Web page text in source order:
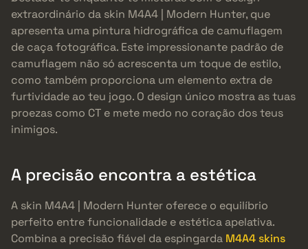
extraordinário da skin M4A4 | Modern Hunter, que
apresenta uma pintura hidrográfica de camuflagem
de caça fotográfica. Este impressionante padrão de
camuflagem não só acrescenta um toque de estilo,
como também proporciona um elemento extra de
furtividade ao teu jogo. O design único mostra as tuas
proezas como CT e mete medo no coração dos teus
inimigos.
A precisão encontra a estética
A skin M4A4 | Modern Hunter oferece o equilíbrio
perfeito entre funcionalidade e estética apelativa.
Combina a precisão fiável da espingarda M4A4 skins